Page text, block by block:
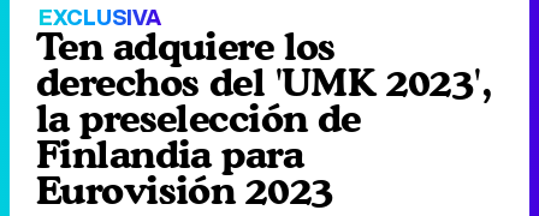
EXCLUSIVA
Ten adquiere los
derechos del 'UMK 2023',
la preselección de
Finlandia para
Eurovisión 2023